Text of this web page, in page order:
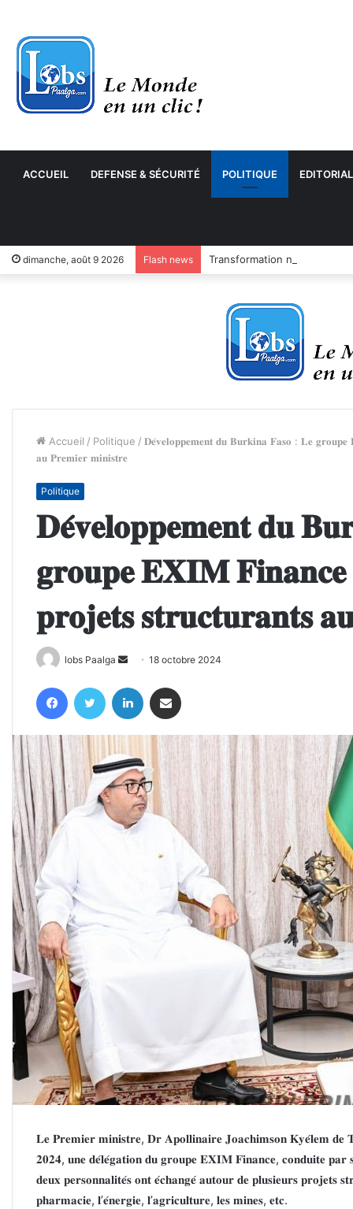
ACCUEIL DEFENSE & SÉCURITÉ POLITIQUE EDITORIAL
dimanche, août 9 2026 Flash news Transformation numérique :
Accueil / Politique / 𝐃𝐞́𝐯𝐞𝐥𝐨𝐩𝐩𝐞𝐦𝐞𝐧𝐭 𝐝𝐮 𝐁𝐮𝐫𝐤𝐢𝐧𝐚 𝐅𝐚𝐬𝐨 : 𝐋𝐞 𝐠𝐫𝐨𝐮𝐩𝐞
𝐚𝐮 𝐏𝐫𝐞𝐦𝐢𝐞𝐫 𝐦𝐢𝐧𝐢𝐬𝐭𝐫𝐞
Politique
𝐃𝐞́𝐯𝐞𝐥𝐨𝐩𝐩𝐞𝐦𝐞𝐧𝐭 𝐝𝐮
𝐠𝐫𝐨𝐮𝐩𝐞 𝐄𝐗𝐈𝐌 𝐅𝐢𝐧𝐚𝐧𝐜𝐞
𝐩𝐫𝐨𝐣𝐞𝐭𝐬 𝐬𝐭𝐫𝐮𝐜𝐭𝐮𝐫𝐚𝐧𝐭𝐬
lobs Paalga
Envoyer
courriel
18 octobre 2024
FacebookTwitter Linkedin
𝐋𝐞 𝐏𝐫𝐞𝐦𝐢𝐞𝐫 𝐦𝐢𝐧𝐢𝐬𝐭𝐫𝐞, 𝐃𝐫 𝐀𝐩𝐨𝐥𝐥𝐢𝐧𝐚𝐢𝐫𝐞 𝐉𝐨𝐚𝐜𝐡𝐢𝐦𝐬𝐨𝐧 𝐊𝐲𝐞́𝐥𝐞𝐦 𝐝𝐞
𝟐𝟎𝟐𝟒, 𝐮𝐧𝐞 𝐝𝐞́𝐥𝐞́𝐠𝐚𝐭𝐢𝐨𝐧 𝐝𝐮 𝐠𝐫𝐨𝐮𝐩𝐞 𝐄𝐗𝐈𝐌 𝐅𝐢𝐧𝐚𝐧𝐜𝐞, 𝐜𝐨𝐧𝐝𝐮𝐢𝐭𝐞
𝐝𝐞𝐮𝐱 𝐩𝐞𝐫𝐬𝐨𝐧𝐧𝐚𝐥𝐢𝐭𝐞́𝐬 𝐨𝐧𝐭 𝐞́𝐜𝐡𝐚𝐧𝐠𝐞́ 𝐚𝐮𝐭𝐨𝐮𝐫 𝐝𝐞 𝐩𝐥𝐮𝐬𝐢𝐞𝐮𝐫𝐬 𝐩𝐫𝐨𝐣𝐞𝐭𝐬
𝐩𝐡𝐚𝐫𝐦𝐚𝐜𝐢𝐞, 𝐥’𝐞́𝐧𝐞𝐫𝐠𝐢𝐞, 𝐥’𝐚𝐠𝐫𝐢𝐜𝐮𝐥𝐭𝐮𝐫𝐞, 𝐥𝐞𝐬 𝐦𝐢𝐧𝐞𝐬, 𝐞𝐭𝐜.